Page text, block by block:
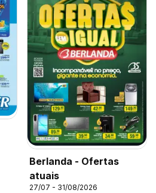
Berlanda - Ofertas
atuais
27/07 - 31/08/2026